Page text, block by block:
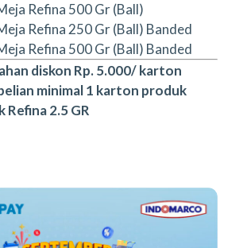
Refina 500 Gr (Ball)
Refina 250 Gr (Ball) Banded
Refina 500 Gr (Ball) Banded
diskon Rp. 5.000/ karton
minimal 1 karton produk
Refina 2.5 GR